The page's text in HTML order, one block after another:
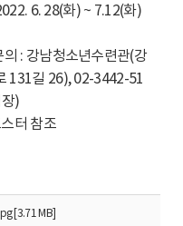
6. 28(화) ~ 7.12(화)
의 : 강남청소년수련관(강
131길 26), 02-3442-51
)
터 참조
[3.71 MB]